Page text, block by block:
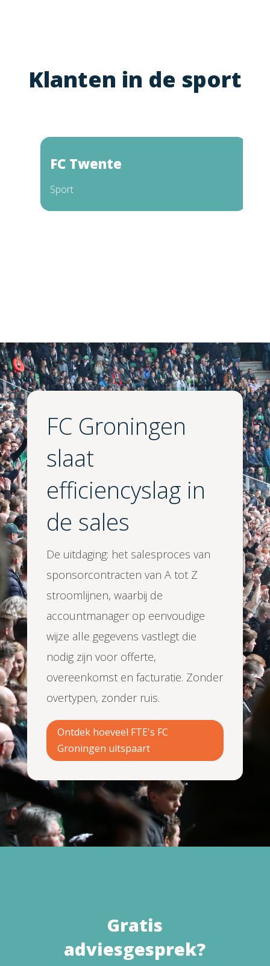
Klanten in de sport
FC Twente
Sport
FC Groningen
slaat
efficiencyslag in
de sales
De uitdaging: het salesproces van
sponsorcontracten van A tot Z
stroomlijnen, waarbij de
accountmanager op eenvoudige
wijze alle gegevens vastlegt die
nodig zijn voor offerte,
overeenkomst en facturatie. Zonder
overtypen, zonder ruis.
Ontdek hoeveel FTE's FC
Groningen uitspaart
Gratis
adviesgesprek?